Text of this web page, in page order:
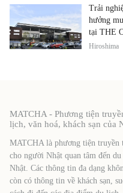
Trải
hưởng
tại THE
Hiroshima
MATCHA - Phương tiện
lịch, văn hoá, khách sạn của
MATCHA là phương tiện truyền
cho người Nhật quan tâm đến
Nhật. Các thông tin đa dạng
còn có thông tin về khách sạn,